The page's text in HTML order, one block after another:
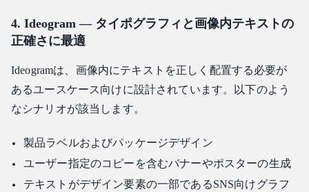
4. Ideogram — タイポグラフィと画像内テキストの
正確さに最適
Ideogramは、画像内にテキストを正しく配置する必要が
あるユースケース向けに設計されています。以下のよう
なシナリオが該当します。
製品ラベルおよびパッケージデザイン
ユーザー指定のコピーを含むバナーやポスターの生成
テキストがデザイン要素の一部であるSNS向けグラフ